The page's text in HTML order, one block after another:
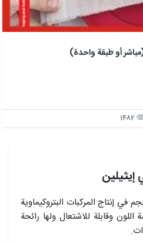
(مباشر أو طبقة واحدة)
إيثيلین
في إنتاج المركبات البتروكيماوية
وقابلة للاشتعال ولها رائحة